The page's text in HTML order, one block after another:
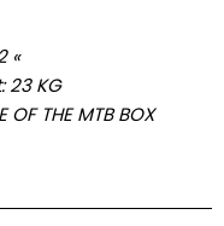
«
23 KG
OF THE MTB BOX